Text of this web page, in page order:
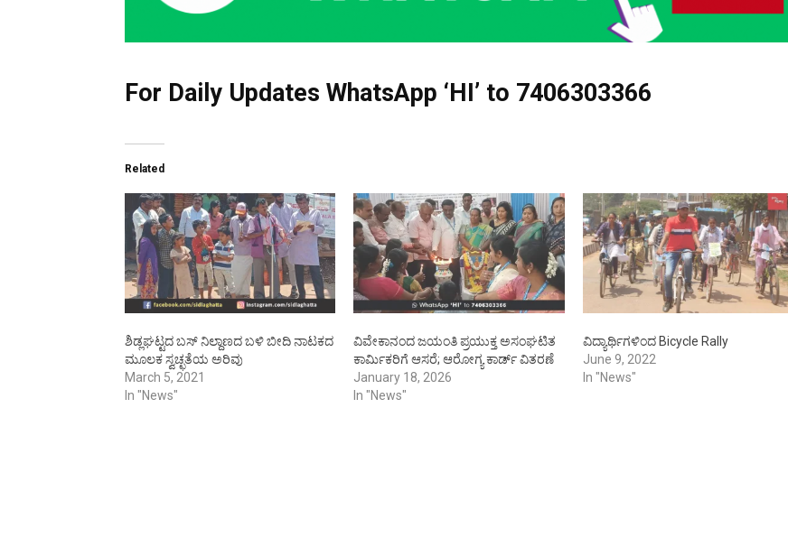
For Daily Updates WhatsApp ‘HI’ to 7406303366
Related
ಶಿಡ್ಲಘಟ್ಟದ ಬಸ್ ನಿಲ್ದಾಣದ ಬಳಿ ಬೀದಿ ನಾಟಕದ
ಮೂಲಕ ಸ್ವಚ್ಛತೆಯ ಅರಿವು
March 5, 2021
In "News"
ವಿವೇಕಾನಂದ ಜಯಂತಿ ಪ್ರಯುಕ್ತ ಅಸಂಘಟಿತ
ಕಾರ್ಮಿಕರಿಗೆ ಆಸರೆ; ಆರೋಗ್ಯ ಕಾರ್ಡ್ ವಿತರಣೆ
January 18, 2026
In "News"
ವಿದ್ಯಾರ್ಥಿಗಳಿಂದ Bicycle Rally
June 9, 2022
In "News"